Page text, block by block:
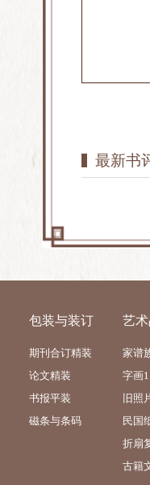
最新书
包装与装订
期刊合订精装
论文精装
书报平装
磁条与条码
艺
家谱
字画
旧照
民国
折扇
古籍